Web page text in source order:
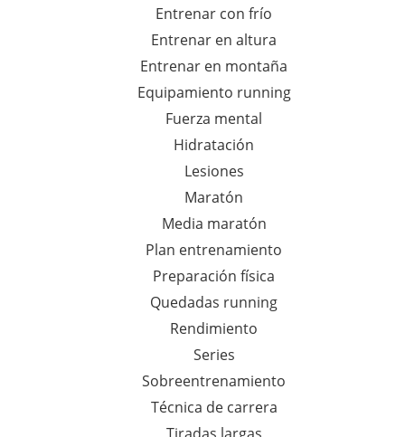
Entrenar con frío
Entrenar en altura
Entrenar en montaña
Equipamiento running
Fuerza mental
Hidratación
Lesiones
Maratón
Media maratón
Plan entrenamiento
Preparación física
Quedadas running
Rendimiento
Series
Sobreentrenamiento
Técnica de carrera